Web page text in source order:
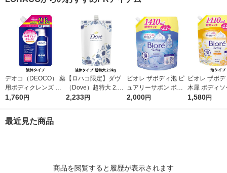
体タイプ
デオコ（DEOCO） 薬
用ボディクレンズ 詰
め替え 大容量 650g
1,760円
【ロハコ限定】ダヴ
（Dove）超特大 2.9k
g 液体 ボディウォッ
2,233円
ビオレ ザボディ泡 ピ
ュアリーサボン ボデ
ィソープ 詰替特大 14
2,000円
ビオレ ザボ
木犀 ボディソ
替 1410ml 花
1,580円
最近見た商品
商品を閲覧すると履歴が表示されます